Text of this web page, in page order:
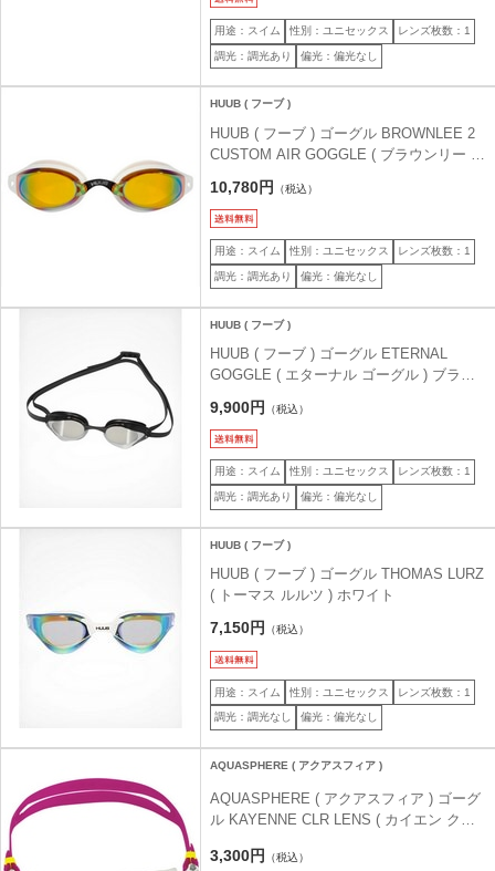
用途：スイム 性別：ユニセックス レンズ枚数：1
調光：調光あり 偏光：偏光なし
HUUB ( フーブ )
HUUB ( フーブ ) ゴーグル BROWNLEE 2
CUSTOM AIR GOGGLE ( ブラウンリー 2
カスタム エアー ゴーグル ) ホワイト/イエ
ローミラー フリーサイズ
10,780円 （税込）
用途：スイム 性別：ユニセックス レンズ枚数：1
調光：調光あり 偏光：偏光なし
HUUB ( フーブ )
HUUB ( フーブ ) ゴーグル ETERNAL
GOGGLE ( エターナル ゴーグル ) ブラッ
ク/シルバーミラー フリーサイズ
9,900円 （税込）
用途：スイム 性別：ユニセックス レンズ枚数：1
調光：調光あり 偏光：偏光なし
HUUB ( フーブ )
HUUB ( フーブ ) ゴーグル THOMAS LURZ
( トーマス ルルツ ) ホワイト
7,150円 （税込）
用途：スイム 性別：ユニセックス レンズ枚数：1
調光：調光なし 偏光：偏光なし
AQUASPHERE ( アクアスフィア )
AQUASPHERE ( アクアスフィア ) ゴーグ
ル KAYENNE CLR LENS ( カイエン クリ
ズ スモールフィット
3,300円 （税込）